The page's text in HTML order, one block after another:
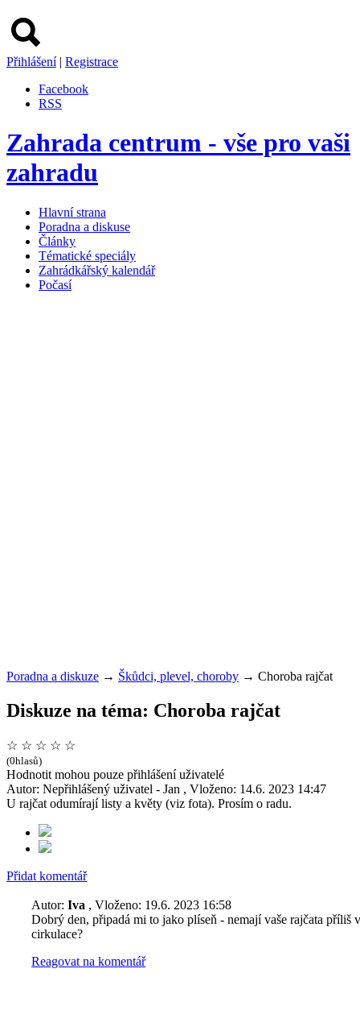
Přihlášení | Registrace
Facebook
RSS
Zahrada centrum - vše pro vaši
zahradu
Hlavní strana
Poradna a diskuse
Články
Tématické speciály
Zahrádkářský kalendář
Počasí
Poradna a diskuze → Škůdci, plevel, choroby → Choroba rajčat
Diskuze na téma: Choroba rajčat
☆ ☆ ☆ ☆ ☆
(0hlasů)
Hodnotit mohou pouze přihlášení uživatelé
Autor: Nepřihlášený uživatel - Jan , Vloženo: 14.6. 2023 14:47
U rajčat odumírají listy a květy (viz fota). Prosím o radu.
Přidat komentář
Autor: Iva , Vloženo: 19.6. 2023 16:58
Dobrý den, připadá mi to jako plíseň - nemají vaše rajčata příliš
cirkulace?
Reagovat na komentář